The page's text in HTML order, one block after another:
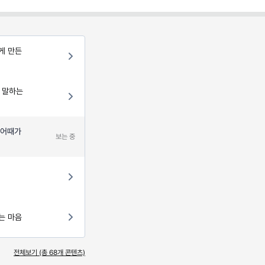
만든
하는
때가
보는 중
마음
전체보기 (총 68개 콘텐츠)